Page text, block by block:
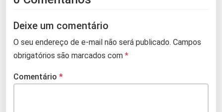
Deixe um comentário
O seu endereço de e-mail não será publicado. Campos
obrigatórios são marcados com *
Comentário *